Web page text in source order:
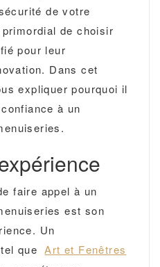
de votre
de choisir
pour leur
Dans cet
expliquer pourquoi il
à un
faire appel à un
est son
Un
que Art et Fenêtres